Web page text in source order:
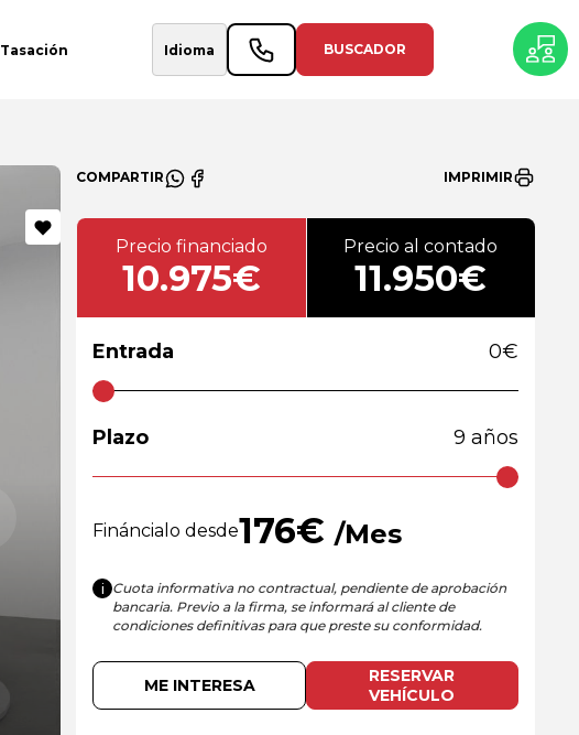
Tasación BUSCADOR
COMPARTIR IMPRIMIR
Precio financiado
10.975€
Precio al contado
11.950€
Entrada 0€
Plazo 9 años
Fináncialo desde176€/Mes
i Cuota informativa no contractual, pendiente de aprobación
bancaria. Previo a la firma, se informará al cliente de
condiciones definitivas para que preste su conformidad.
ME INTERESA
RESERVAR
VEHÍCULO